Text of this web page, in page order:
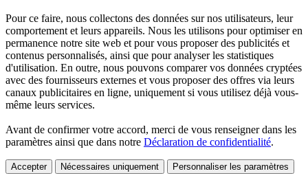
Pour ce faire, nous collectons des données sur nos utilisateurs, leur
comportement et leurs appareils. Nous les utilisons pour optimiser en
permanence notre site web et pour vous proposer des publicités et
contenus personnalisés, ainsi que pour analyser les statistiques
d'utilisation. En outre, nous pouvons comparer vos données cryptées
avec des fournisseurs externes et vous proposer des offres via leurs
canaux publicitaires en ligne, uniquement si vous utilisez déjà vous-
même leurs services.
Avant de confirmer votre accord, merci de vous renseigner dans les
paramètres ainsi que dans notre Déclaration de confidentialité.
Accepter Nécessaires uniquement Personnaliser les paramètres